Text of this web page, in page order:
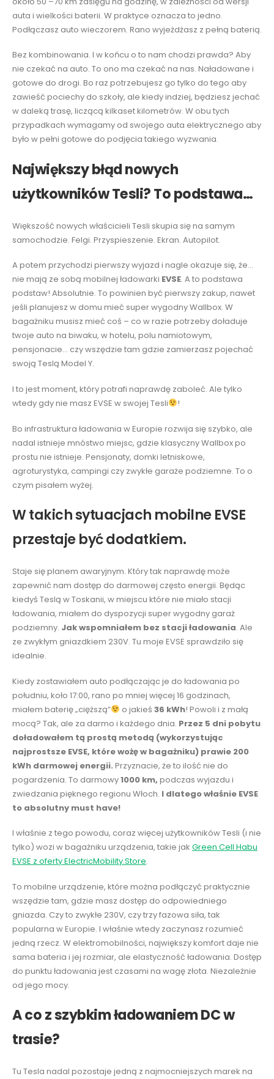
auta i wielkości baterii. W praktyce oznacza to jedno.
Podłączasz auto wieczorem. Rano wyjeżdżasz z pełną baterią.
Bez kombinowania. I w końcu o to nam chodzi prawda? Aby
nie czekać na auto. To ono ma czekać na nas. Naładowane i
gotowe do drogi. Bo raz potrzebujesz go tylko do tego aby
zawieść pociechy do szkoły, ale kiedy indziej, będziesz jechać
w daleką trasę, liczącą kilkaset kilometrów. W obu tych
przypadkach wymagamy od swojego auta elektrycznego aby
było w pełni gotowe do podjęcia takiego wyzwania.
Największy błąd nowych
użytkowników Tesli? To podstawa…
Większość nowych właścicieli Tesli skupia się na samym
samochodzie. Felgi. Przyspieszenie. Ekran. Autopilot.
A potem przychodzi pierwszy wyjazd i nagle okazuje się, że…
nie mają ze sobą mobilnej ładowarki EVSE. A to podstawa
podstaw! Absolutnie. To powinien być pierwszy zakup, nawet
jeśli planujesz w domu mieć super wygodny Wallbox. W
bagażniku musisz mieć coś – co w razie potrzeby doładuje
twoje auto na biwaku, w hotelu, polu namiotowym,
pensjonacie… czy wszędzie tam gdzie zamierzasz pojechać
swoją Teslą Model Y.
I to jest moment, który potrafi naprawdę zaboleć. Ale tylko
wtedy gdy nie masz EVSE w swojej Tesli
!
Bo infrastruktura ładowania w Europie rozwija się szybko, ale
nadal istnieje mnóstwo miejsc, gdzie klasyczny Wallbox po
prostu nie istnieje. Pensjonaty, domki letniskowe,
agroturystyka, campingi czy zwykłe garaże podziemne. To o
czym pisałem wyżej.
W takich sytuacjach mobilne EVSE
przestaje być dodatkiem.
Staje się planem awaryjnym. Który tak naprawdę może
zapewnić nam dostęp do darmowej często energii. Będąc
kiedyś Teslą w Toskanii, w miejscu które nie miało stacji
ładowania, miałem do dyspozycji super wygodny garaż
podziemny. Jak wspomniałem bez stacji ładowania. Ale
ze zwykłym gniazdkiem 230V. Tu moje EVSE sprawdziło się
idealnie.
Kiedy zostawiałem auto podłączając je do ładowania po
południu, koło 17:00, rano po mniej więcej 16 godzinach,
miałem baterię „cięższą”
o jakieś 36 kWh! Powoli i z małą
mocą? Tak, ale za darmo i każdego dnia. Przez 5 dni pobytu
doładowałem tą prostą metodą (wykorzystując
najprostsze EVSE, które wożę w bagażniku) prawie 200
kWh darmowej energii. Przyznacie, że to ilość nie do
pogardzenia. To darmowy1000 km, podczas wyjazdu i
zwiedzania pięknego regionu Włoch. I dlatego właśnie EVSE
to absolutny must have!
I właśnie z tego powodu, coraz więcej użytkowników Tesli (i nie
tylko) wozi w bagażniku urządzenia, takie jak Green Cell Habu
EVSE z oferty ElectricMobility.Store.
To mobilne urządzenie, które można podłączyć praktycznie
wszędzie tam, gdzie masz dostęp do odpowiedniego
gniazda. Czy to zwykłe 230V, czy trzy fazowa siła, tak
popularna w Europie. I właśnie wtedy zaczynasz rozumieć
jedną rzecz. W elektromobilności, największy komfort daje nie
sama bateria i jej rozmiar, ale elastyczność ładowania. Dostęp
do punktu ładowania jest czasami na wagę złota. Niezależnie
od jego mocy.
A co zszybkimładowaniemDCw
trasie?
Tu Tesla nadal pozostaje jedną z najmocniejszych marek na